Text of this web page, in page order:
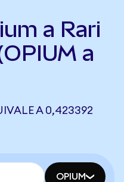
a Rari
a
A 0,423392
OPIUM